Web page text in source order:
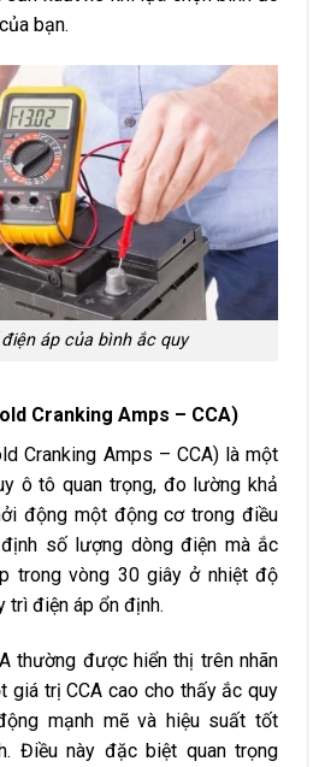
bạn.
áp của bình ắc quy
Cranking Amps – CCA)
Cranking Amps – CCA) là một
ô tô quan trọng, đo lường khả
động một động cơ trong điều
số lượng dòng điện mà ắc
trong vòng 30 giây ở nhiệt độ
trì điện áp ổn định.
thường được hiển thị trên nhãn
giá trị CCA cao cho thấy ắc quy
mạnh mẽ và hiệu suất tốt
Điều này đặc biệt quan trọng